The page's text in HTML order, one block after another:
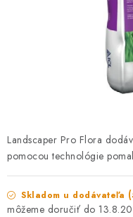
Landscaper Pro Flora
pomocou technológie
Skladom u dodávateľa